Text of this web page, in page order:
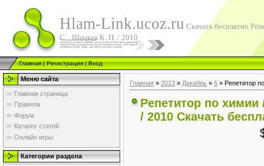
Hlam-Link.ucoz.ru Скачать бесплатно
С. , Шацкая К. П. / 2010
Главная|Регистрация|Вход
Меню сайта
Главная страница
Правила
Форум
Каталог статей
Онлайн игры
Категории раздела
Главная » 2013 » Декабрь » 6 » Репетитор
Репетитор по
/ 2010 Скачать